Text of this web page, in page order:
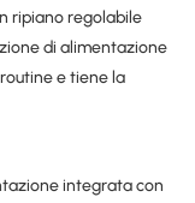
ripiano regolabile
di alimentazione
e tiene la
integrata con